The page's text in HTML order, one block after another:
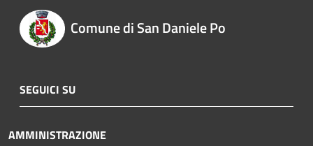
Comune di San Daniele Po
SEGUICI SU
AMMINISTRAZIONE